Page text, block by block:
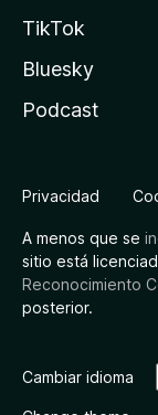
TikTok
Bluesky
Podcast
Privacidad
A menos que se
sitio está
Reconocimiento
posterior.
Cambiar idioma